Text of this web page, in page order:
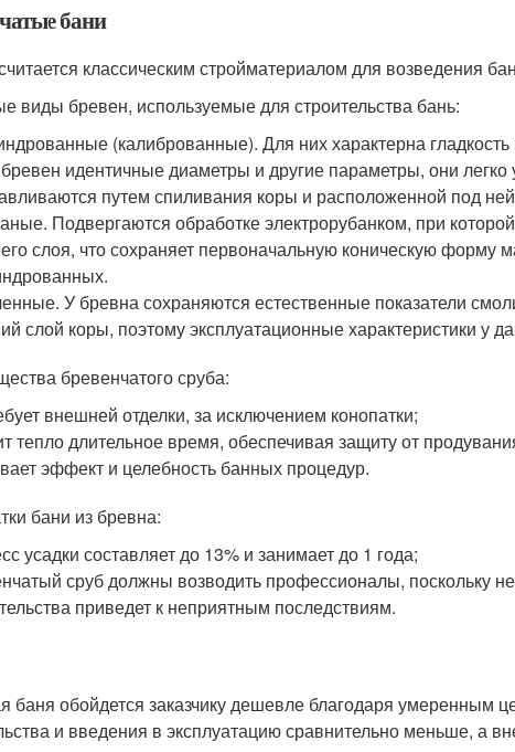
бани
классическим стройматериалом для возведения
виды бревен, используемые для строительства бань:
(калиброванные). Для них характерна
бревен идентичные диаметры и другие параметры, они
путем спиливания коры и расположенной под
Подвергаются обработке электрорубанком, при
слоя, что сохраняет первоначальную коническую форму
У бревна сохраняются естественные показатели
слой коры, поэтому эксплуатационные характеристики у
бревенчатого сруба:
внешней отделки, за исключением конопатки;
тепло длительное время, обеспечивая защиту от
эффект и целебность банных процедур.
бани из бревна:
усадки составляет до 13% и занимает до 1 года;
сруб должны возводить профессионалы, поскольку
приведет к неприятным последствиям.
баня обойдется заказчику дешевле благодаря умеренным
и введения в эксплуатацию сравнительно меньше, а